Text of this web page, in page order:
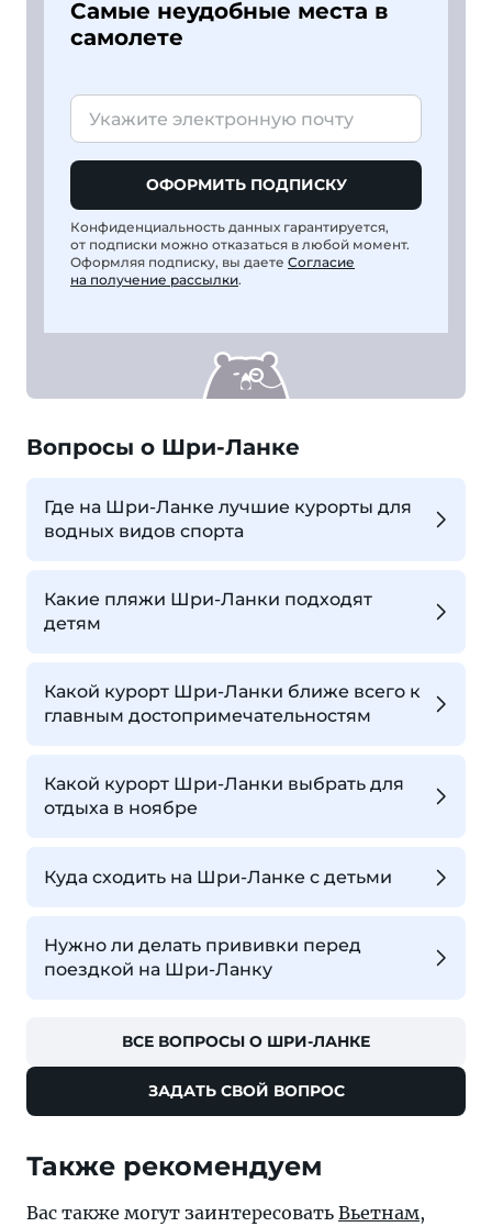
Самые неудобные места в
самолете
ОФОРМИТЬ ПОДПИСКУ
Конфиденциальность данных гарантируется,
от подписки можно отказаться в любой момент.
Оформляя подписку, вы даете Согласие
на получение рассылки.
Вопросы о Шри-Ланке
Где на Шри-Ланке лучшие курорты для
водных видов спорта
Какие пляжи Шри-Ланки подходят
детям
Какой курорт Шри-Ланки ближе всего к
главным достопримечательностям
Какой курорт Шри-Ланки выбрать для
отдыха в ноябре
Куда сходить на Шри-Ланке с детьми
Нужно ли делать прививки перед
поездкой на Шри-Ланку
ВСЕ ВОПРОСЫ О ШРИ-ЛАНКЕ
ЗАДАТЬ СВОЙ ВОПРОС
Также рекомендуем
Вас также могут заинтересовать Вьетнам,